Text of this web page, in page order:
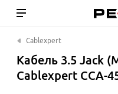
Cablexpert
Кабель 3.5 Jack
Cablexpert CCA-